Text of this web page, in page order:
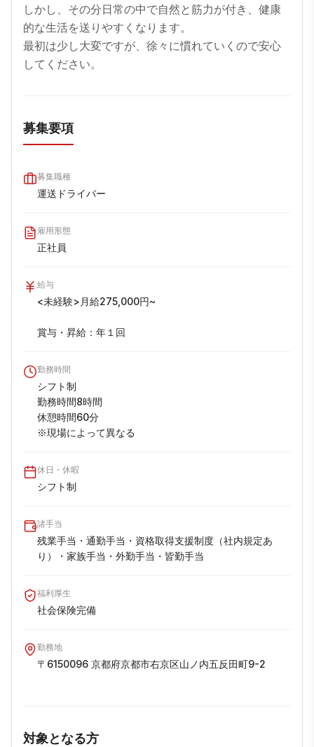
しかし、その分日常の中で自然と筋力が付き、健康
的な生活を送りやすくなります。
最初は少し大変ですが、徐々に慣れていくので安心
してください。
募集要項
募集職種
運送ドライバー
雇用形態
正社員
給与
<未経験>月給275,000円~
賞与・昇給：年１回
勤務時間
シフト制
勤務時間8時間
休憩時間60分
※現場によって異なる
休日・休暇
シフト制
諸手当
残業手当・通勤手当・資格取得支援制度（社内規定あ
り）・家族手当・外勤手当・皆勤手当
福利厚生
社会保険完備
勤務地
〒6150096 京都府京都市右京区山ノ内五反田町9-2
対象となる方